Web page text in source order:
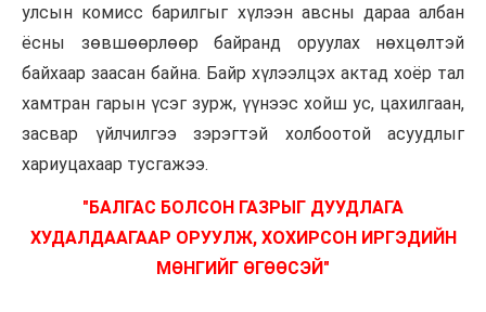
улсын комисс барилгыг хүлээн авсны дараа албан
ёсны зөвшөөрлөөр байранд оруулах нөхцөлтэй
байхаар заасан байна. Байр хүлээлцэх актад хоёр тал
хамтран гарын үсэг зурж, үүнээс хойш ус, цахилгаан,
засвар үйлчилгээ зэрэгтэй холбоотой асуудлыг
хариуцахаар тусгажээ.
"БАЛГАС БОЛСОН ГАЗРЫГ ДУУДЛАГА
ХУДАЛДААГААР ОРУУЛЖ, ХОХИРСОН ИРГЭДИЙН
МӨНГИЙГ ӨГӨӨСЭЙ"